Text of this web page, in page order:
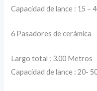
Capacidad de lance : 15 –
6 Pasadores de cerámica
Largo total : 3.00 Metros
Capacidad de lance : 20-